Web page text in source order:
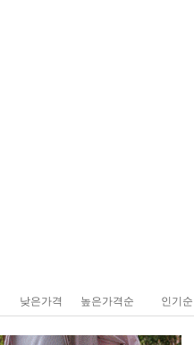
낮은가격 높은가격순 인기순